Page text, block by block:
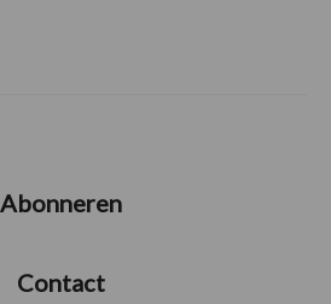
Abonneren
Contact